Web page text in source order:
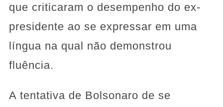
que criticaram o desempenho do ex-
presidente ao se expressar em uma
língua na qual não demonstrou
fluência.
A tentativa de Bolsonaro de se